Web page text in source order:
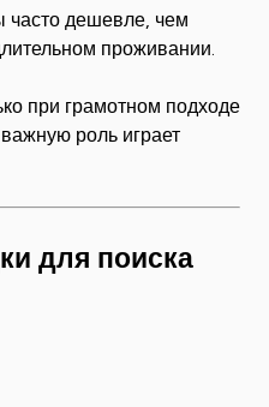
часто дешевле, чем
проживании.
при грамотном подходе
роль играет
для поиска